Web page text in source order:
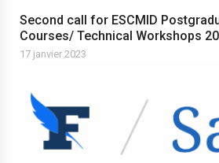
Second call for ESCMID
Courses/ Technical Workshops
17 janvier 2023